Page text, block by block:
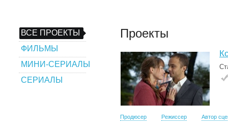
ВСЕ ПРОЕКТЫ
ФИЛЬМЫ
МИНИ-СЕРИАЛЫ
СЕРИАЛЫ
Проекты
Продюсер Режиссер Автор